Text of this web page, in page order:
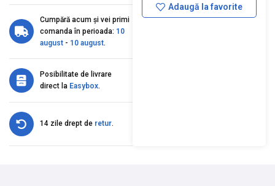
Cumpără acum și vei primi
comanda în perioada: 10
august - 10 august.
Posibilitate de livrare
direct la Easybox.
14 zile drept de retur.
Adaugă la favorite